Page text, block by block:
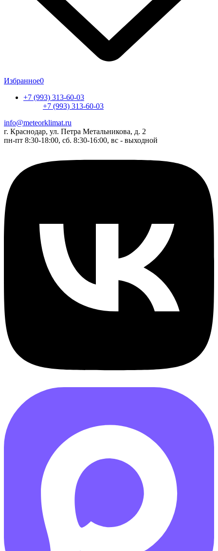
Избранное0
+7 (993) 313-60-03
+7 (993) 313-60-03
info@meteorklimat.ru
г. Краснодар, ул. Петра Метальникова, д. 2
пн-пт 8:30-18:00, сб. 8:30-16:00, вс - выходной